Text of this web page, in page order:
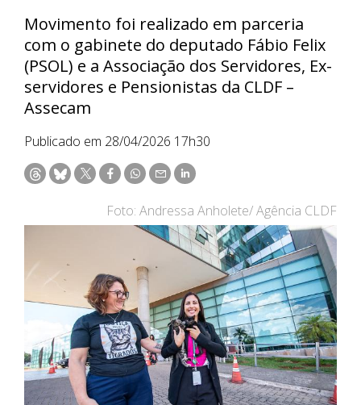
Movimento foi realizado em parceria
com o gabinete do deputado Fábio Felix
(PSOL) e a Associação dos Servidores, Ex-
servidores e Pensionistas da CLDF –
Assecam
Publicado em 28/04/2026 17h30
Foto: Andressa Anholete/ Agência CLDF